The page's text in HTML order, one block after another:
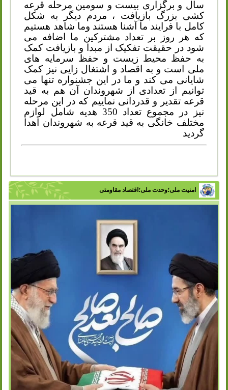
سال و برگزاری بیست و سومین مرحله قرعه
کشی بزرگ بازیافت ، مردم دیگر به شکل
کامل با فرایند ما آشنا هستند وما شاهد هستیم
که هر روز بر تعداد مشترکین ما اضافه می
شود در حقیقت تفکیک از مبدا و بازیافت کمک
به حفظ محیط زیست و حفظ سرمایه های
ملی است و به اقصاد و اشتغال زایی نیز کمک
شایانی می کند و ما در این جشنواره تنها می
توانیم از تعدادی از شهروندان آن هم به قید
قرعه تقدیر و قدردانی نماییم که در این مرحله
نیز در مجموع تعداد 350 هدیه شامل لوازم
مختلف خانگی به قید قرعه به شهروندان اهدا
گردید
امنیت ملی؛وحدت ملی؛اقتصاد مقاومتی